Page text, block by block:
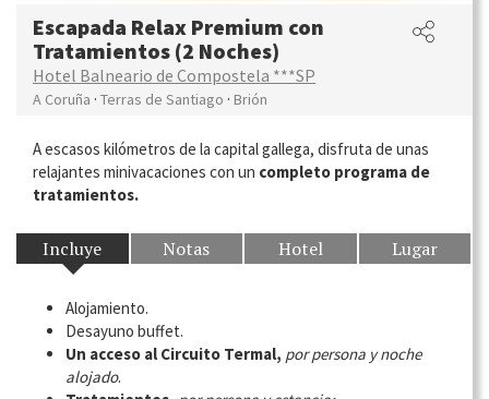
Escapada Relax Premium con
Tratamientos (2 Noches)
Hotel Balneario de Compostela ***SP
A Coruña · Terras de Santiago · Brión
A escasos kilómetros de la capital gallega, disfruta de unas
relajantes minivacaciones con un completo programa de
tratamientos.
Incluye Notas Hotel Lugar
Alojamiento.
Desayuno buffet.
Un acceso al Circuito Termal, por persona y noche
alojado.